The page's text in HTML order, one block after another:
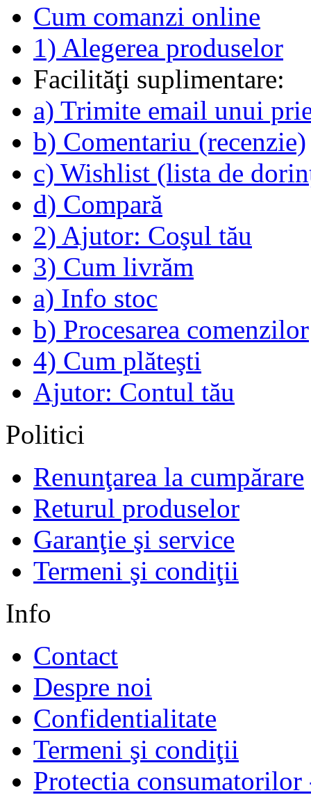
Cum comanzi online
1) Alegerea produselor
Facilităţi suplimentare:
a) Trimite email unui
b) Comentariu (recenzie)
c) Wishlist (lista de
d) Compară
2) Ajutor: Coşul tău
3) Cum livrăm
a) Info stoc
b) Procesarea comenzilor
4) Cum plăteşti
Ajutor: Contul tău
Politici
Renunţarea la cumpărare
Returul produselor
Garanţie şi service
Termeni şi condiţii
Info
Contact
Despre noi
Confidentialitate
Termeni şi condiţii
Protectia